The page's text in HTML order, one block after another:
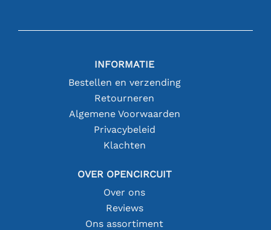
INFORMATIE
Bestellen en verzending
Retourneren
Algemene Voorwaarden
Privacybeleid
Klachten
OVER OPENCIRCUIT
Over ons
Reviews
Ons assortiment